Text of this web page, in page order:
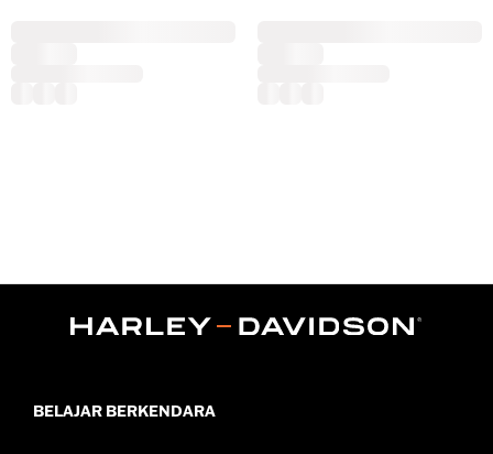
BELAJAR BERKENDARA